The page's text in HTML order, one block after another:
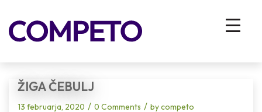
You are here: Home Vhodna stran
/
Competo HR hekaton: ADIJO SILOSI – interno sodelovanje 4.0
ŽIGA ČEBULJ
13 februarja, 2020 / 0 Comments / bycompeto